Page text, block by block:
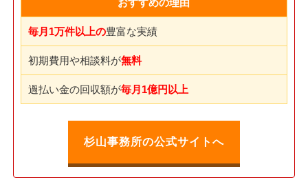
毎月1万件以上の豊富な実績
初期費用や相談料が無料
過払い金の回収額が毎月1億円以上
杉山事務所の公式サイトへ